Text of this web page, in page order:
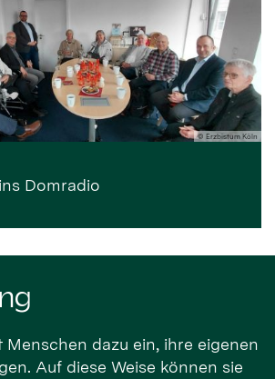
© Erzbistum Köln
Domradio
Menschen dazu ein, ihre eigenen
Auf diese Weise können sie